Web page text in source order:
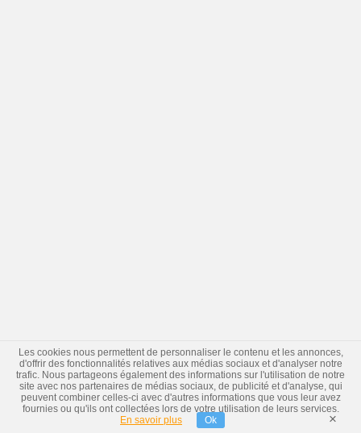
Les cookies nous permettent de personnaliser le contenu et les annonces,
d'offrir des fonctionnalités relatives aux médias sociaux et d'analyser notre
trafic. Nous partageons également des informations sur l'utilisation de notre
site avec nos partenaires de médias sociaux, de publicité et d'analyse, qui
peuvent combiner celles-ci avec d'autres informations que vous leur avez
fournies ou qu'ils ont collectées lors de votre utilisation de leurs services.
En savoir plus
Ok ×